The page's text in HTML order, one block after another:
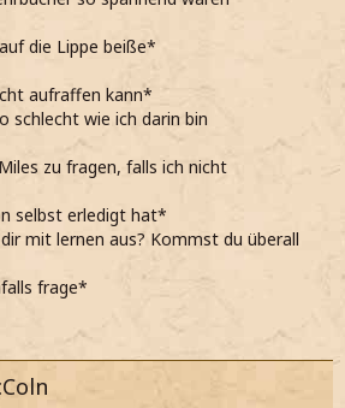
die Lippe beiße*
aufraffen kann*
schlecht wie ich darin bin
zu fragen, falls ich nicht
selbst erledigt hat*
mit lernen aus? Kommst du überall
frage*